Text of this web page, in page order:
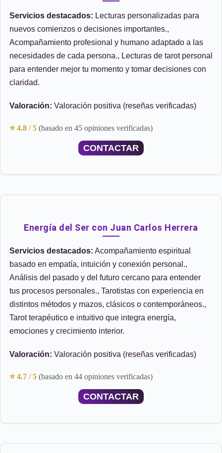
Servicios destacados: Lecturas personalizadas para
nuevos comienzos o decisiones importantes.,
Acompañamiento profesional y humano adaptado a las
necesidades de cada persona., Lecturas de tarot personal
para entender mejor tu momento y tomar decisiones con
claridad.
Valoración: Valoración positiva (reseñas verificadas)
⭐ 4.8 / 5 (basado en 45 opiniones verificadas)
CONTACTAR
Energía del Ser con Juan Carlos Herrera
Servicios destacados: Acompañamiento espiritual
basado en empatía, intuición y conexión personal.,
Análisis del pasado y del futuro cercano para entender
tus procesos personales., Tarotistas con experiencia en
distintos métodos y mazos, clásicos o contemporáneos.,
Tarot terapéutico e intuitivo que integra energía,
emociones y crecimiento interior.
Valoración: Valoración positiva (reseñas verificadas)
⭐ 4.7 / 5 (basado en 44 opiniones verificadas)
CONTACTAR